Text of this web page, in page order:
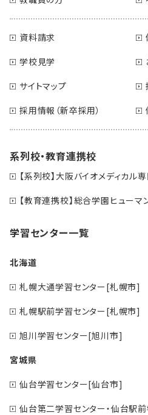
資料請求
学校見学
サイトマップ
採用情報（新卒採用）
系列校・教育連携校
【系列校】大阪バイオメディカル
【教育連携校】総合学園ヒューマ
学習センター一覧
北海道
札幌大通学習センター[札幌市]
札幌駅前学習センター[札幌市]
旭川学習センター[旭川市]
宮城県
仙台学習センター[仙台市]
仙台第二学習センター・仙台駅